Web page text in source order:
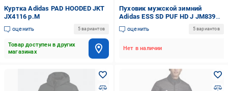
Куртка Adidas PAD HOODED JKT
JX4116 р.M
оценить 5 вариантов
Товар доступен в других
магазинах
Пуховик мужской зимний
Adidas ESS SD PUF HD J JM8399
р.S серый
оценить 5 вариантов
Нет в наличии